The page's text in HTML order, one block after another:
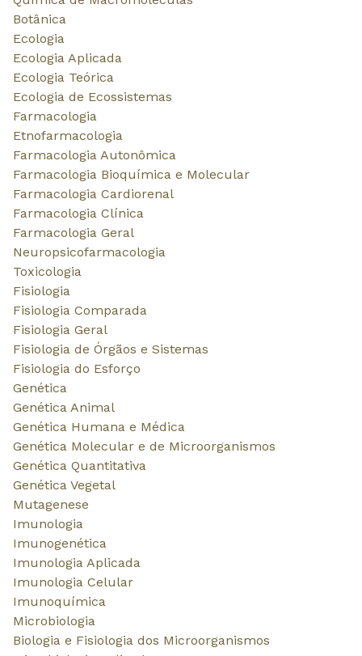
Indexação
Contato
PARTICIPE
News
Contato
Diretrizes para Submissão
Participar do conselho editorial
EDITORA
Unieducar Inteligência Educacional Ltda
CNPJ: 05.569.970/0001-26
Av. Desembargador Moreira, No. 2001 – 11º andar - Bairro
Fortaleza – Ceará - Brasil - CEP 60170-001
©2026Todos os direitos reservados